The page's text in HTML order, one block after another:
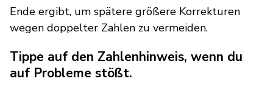
Ende ergibt, um spätere größere Korrekturen
wegen doppelter Zahlen zu vermeiden.
Tippe auf den Zahlenhinweis, wenn du
auf Probleme stößt.